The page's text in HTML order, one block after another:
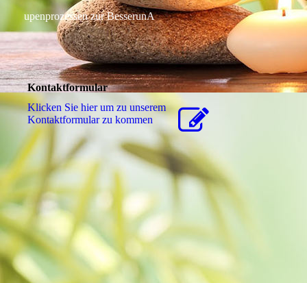
upenprozessen zur BesserunA
Kontaktformular
Klicken Sie hier um zu unserem
Kon­takt­for­mu­lar zu kommen